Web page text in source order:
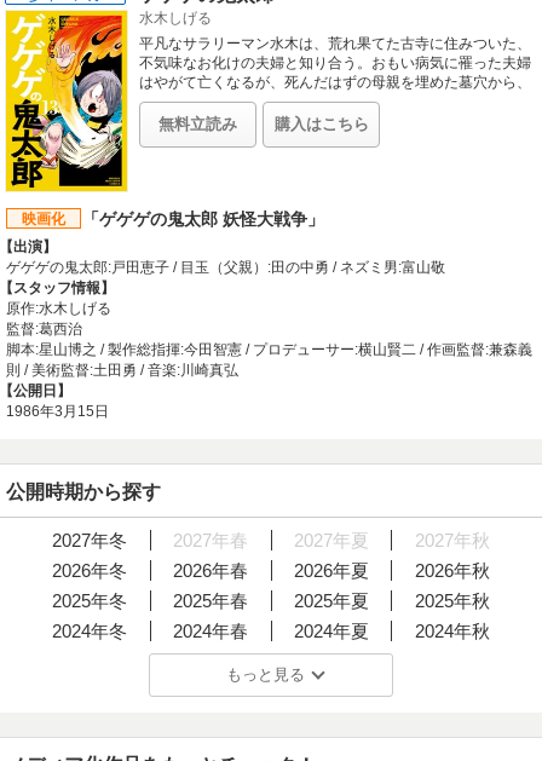
マックスに据えたあたるたちだったが、いざ桜を切り倒すと次々と異変が起こり
始める。みんなの記憶から“ラム”の存在が薄れ始めただけでなく、記念写真など
からもラムが消えだしたのだ……。
【スタッフ情報】
原作:高橋留美子
監督:やまざきかずお
脚本:井上敏樹、やまざきかずお / 企画:落合茂一 / 製作:多賀英典 / プロデューサー:
長谷川洋、松下洋子 / 作画監督:土器手司 / 撮影監督:清水洋一 / 美術監督:新井寅雄 /
音楽監督:近藤由紀夫 / 音楽:板倉文 / 音響監督:斯波重治 / 製作協力:スタジオディー
ン
【公開日】
1986年2月22日
水木しげる
平凡なサラリーマン水木は、荒れ果てた古寺に住みついた、
不気味なお化けの夫婦と知り合う。おもい病気に罹った夫婦
はやがて亡くなるが、死んだはずの母親を埋めた墓穴から、
赤ん坊が生まれるのだった・・・・・・。滅亡の危機にある
「妖怪族（幽霊族）」唯一の末裔。鬼太郎のあてのない旅が
無料立読み 購入はこちら
映画化 「ゲゲゲの鬼太郎 妖怪大戦争」
【出演】
ゲゲゲの鬼太郎:戸田恵子 / 目玉（父親）:田の中勇 / ネズミ男:富山敬
【スタッフ情報】
原作:水木しげる
監督:葛西治
脚本:星山博之 / 製作総指揮:今田智憲 / プロデューサー:横山賢二 / 作画監督:兼森義
則 / 美術監督:土田勇 / 音楽:川崎真弘
【公開日】
1986年3月15日
公開時期から探す
2027年冬 2027年春 2027年夏
2027年秋
2026年冬
2026年春 2026年夏
2026年秋
2025年冬
2025年春 2025年夏
2025年秋
2024年冬
2024年春 2024年夏
2024年秋
2023年春 2023年夏
2022年春 2022年夏
2020年冬
もっと見る